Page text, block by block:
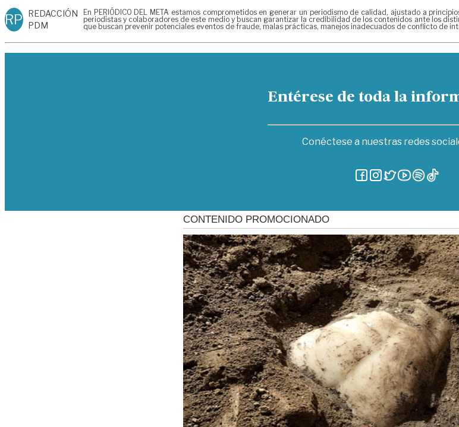
RP REDACCIÓN
PDM
En PERIÓDICO DEL META estamos comprometidos en generar un periodismo de calidad, ajustado a
periodistas y colaboradores de este medio y buscan garantizar la credibilidad de los contenidos ante los
que buscan prevenir potenciales eventos de fraude, malas prácticas, manejos inadecuados de conflicto de
Entérese de toda la
Conéctese a nuestras redes